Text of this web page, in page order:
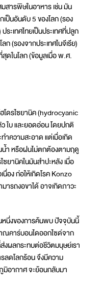
สารพิษในอาหาร เช่น มัน
ป็นอันดับ 5 ของโลก (รอง
ะเทศไทยเป็นประเทศที่ปลูก
(รองจากประเทศไนจีเรีย)
ในโลก (ข้อมูลเมื่อ พ.ศ.
โดรไซยานิค (hydrocyanic
ใบ และยอดอ่อน โดยปกติ
ำความสะอาด แต่เมื่อเกิด
ำ หรือฝนไม่ตกต้องตามฤดู
ซยานิคในมันสำปะหลัง เมื่อ
อง ก่อให้เกิดโรค Konzo
ารถงอขาได้ อาจเกิดภาวะ
หนึ่งของการค้นพบ ปัจจุบันนี้
คาร์บอนไดออกไซด์จาก
ผลกระทบต่อชีวิตมนุษย์เรา
ลดโลกร้อน จึงมีความ
อากาศ จะย้อนกลับมา